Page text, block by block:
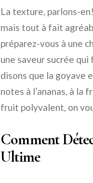
La texture, parlons-
mais tout à fait
préparez-vous à une
une saveur sucrée
disons que la goyave
notes à l’ananas, à la
fruit polyvalent, on
Comment
Ultime